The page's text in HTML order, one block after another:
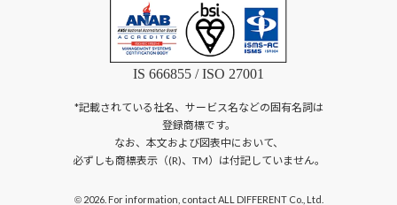
IS 666855 / ISO 27001
*記載されている社名、サービス名などの固有名詞は
登録商標です。
なお、本文および図表中において、
必ずしも商標表示（(R)、TM）は付記していません。
©2026. For information, contact ALL DIFFERENT Co., Ltd.